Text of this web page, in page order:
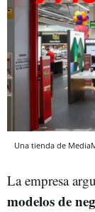
Una tienda de
La empresa
modelos de